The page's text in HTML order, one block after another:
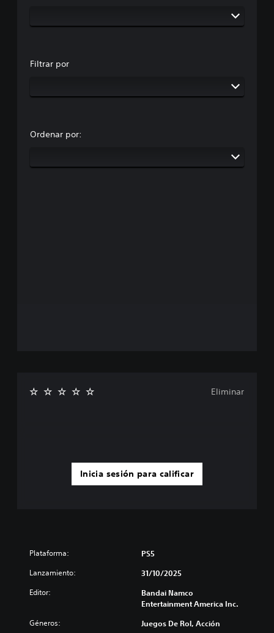
Filtrar por
Ordenar por:
Inicia sesión para calificar
Eliminar
Plataforma: PS5
Lanzamiento: 31/10/2025
Editor:
Bandai Namco
Entertainment America Inc.
Géneros: Juegos De Rol, Acción